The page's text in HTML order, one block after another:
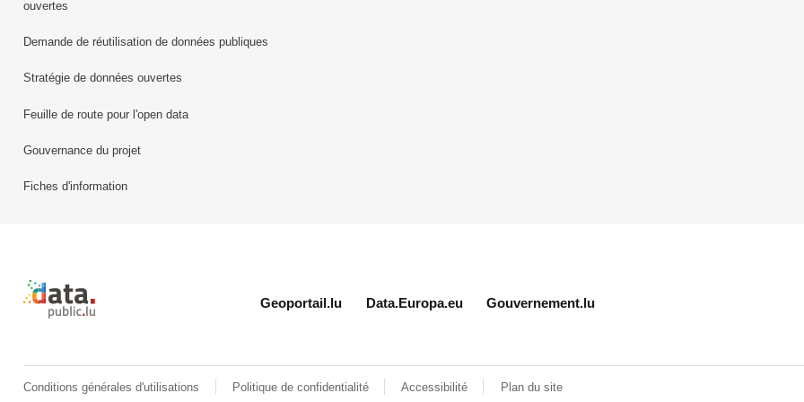
ouvertes
Demande de réutilisation de données publiques
Stratégie de données ouvertes
Feuille de route pour l'open data
Gouvernance du projet
Fiches d'information
Retour à l'accueil de data.public.lu
Geoportail.lu Data.Europa.eu Gouvernement.lu
Conditions générales d'utilisations Politique de confidentialité Accessibilité Plan du site